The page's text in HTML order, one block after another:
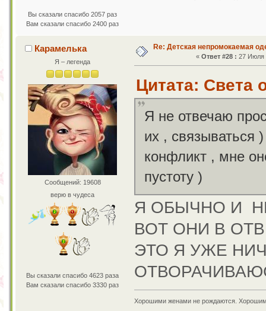
Вы сказали спасибо 2057 раз
Вам сказали спасибо 2400 раз
Карамелька
Я – легенда
Сообщений: 19608
верю в чудеса
Вы сказали спасибо 4623 раза
Вам сказали спасибо 3330 раз
Re: Детская непромокаемая
« Ответ #28 : 27 Июля
Цитата: Света
Я не отвечаю
их , связываться
конфликт , мне
пустоту )
Я ОБЫЧНО И
ВОТ ОНИ В
ЭТО Я УЖЕ
Хорошими женами не рождаются.